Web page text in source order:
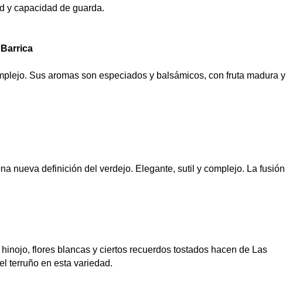
y capacidad de guarda.
Sus aromas son especiados y balsámicos, con fruta madura y
nueva definición del verdejo. Elegante, sutil y complejo. La fusión
flores blancas y ciertos recuerdos tostados hacen de Las
terruño en esta variedad.